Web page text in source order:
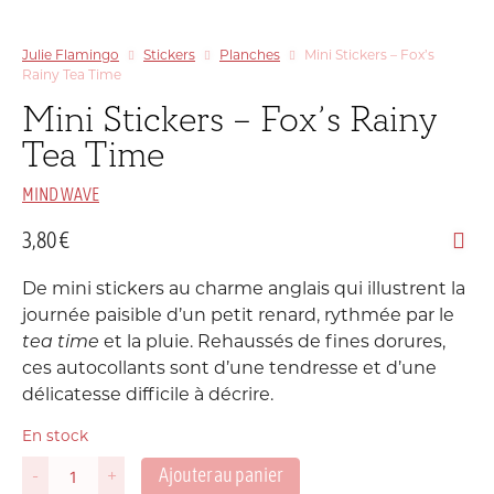
Julie Flamingo Stickers Planches
Mini Stickers – Fox’s
Rainy Tea Time
Mini Stickers – Fox’s Rainy
Tea Time
MIND WAVE
3,80€
De mini stickers au charme anglais qui illustrent la
journée paisible d’un petit renard, rythmée par le
tea time et la pluie. Rehaussés de fines dorures,
ces autocollants sont d’une tendresse et d’une
délicatesse difficile à décrire.
En stock
-
quantité
+ Ajouter au panier